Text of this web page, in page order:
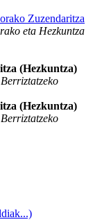
Zuzendaritza
eta Hezkuntza
(Hezkuntza)
(Hezkuntza)